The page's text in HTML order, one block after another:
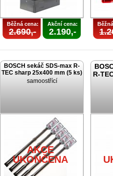
Běžná cena:
2.690,-
Akční cena:
2.190,-
BOSCH sekáč SDS-max R-
TEC sharp 25x400 mm (5 ks)
samoostřící
AKCE
UKONČENA
R-